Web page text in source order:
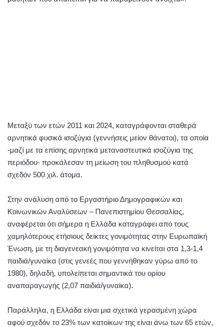
Μεταξύ των ετών 2011 και 2024, καταγράφονται σταθερά
αρνητικά φυσικά ισοζύγια (γεννήσεις μείον θάνατοι), τα οποία
-μαζί με τα επίσης αρνητικά μεταναστευτικά ισοζύγια της
περιόδου- προκάλεσαν τη μείωση του πληθυσμού κατά
σχεδόν 500 χιλ. άτομα.
Στην ανάλυση από το Εργαστήριο Δημογραφικών και
Κοινωνικών Αναλύσεων – Πανεπιστημίου Θεσσαλίας,
αναφέρεται ότι σήμερα η Ελλάδα καταγράφει από τους
χαμηλότερους ετήσιους δείκτες γονιμότητας στην Ευρωπαϊκή
Ένωση, με τη διαγενεακή γονιμότητα να κινείται στα 1,3-1,4
παιδιά/γυναίκα (στις γενεές που γεννήθηκαν γύρω από το
1980), δηλαδή, υπολείπεται σημαντικά του ορίου
αναπαραγωγής (2,07 παιδιά/γυναίκα).
Παράλληλα, η Ελλάδα είναι μια σχετικά γερασμένη χώρα
αφού σχεδόν το 23% των κατοίκων της είναι άνω των 65 ετών,